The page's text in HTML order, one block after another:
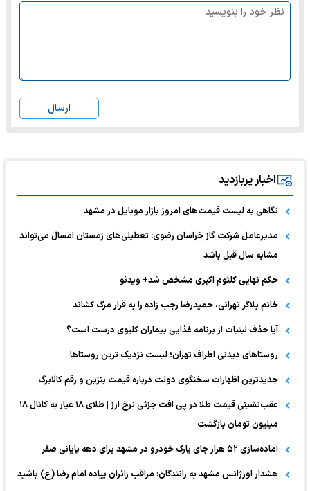
ارسال
اخبار پربازدید
نگاهی به لیست قیمت‌های امروز بازار موبایل در مشهد
مدیرعامل شرکت گاز خراسان رضوی: تعطیلی‌های زمستان امسال می‌تواند
مشابه سال قبل باشد
حکم نهایی کلثوم اکبری مشخص شد+ ویدئو
خانم بلاگر تهرانی، حمیدرضا رجب زاده را به قرار مرگ کشاند
آیا حذف لبنیات از برنامه غذایی بیماران کلیوی درست است؟
روستاهای دیدنی اطراف تهران؛ لیست نزدیک ترین روستاها
جدیدترین اظهارات سخنگوی دولت درباره قیمت بنزین و رقم کالابرگ
عقب‌نشینی قیمت طلا در پی افت جزئی نرخ ارز | طلای ۱۸ عیار به کانال ۱۸
میلیون تومان بازگشت
آماده‌سازی ۵۲ هزار جای پارک خودرو در مشهد برای دهه پایانی صفر
هشدار اورژانس مشهد به رانندگان: مراقب زائران پیاده امام رضا (ع) باشید